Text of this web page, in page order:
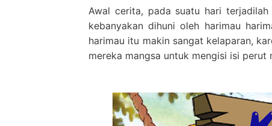
Awal cerita, pada suatu hari
kebanyakan dihuni oleh harimau
harimau itu makin sangat kelaparan,
mereka mangsa untuk mengisi isi perut